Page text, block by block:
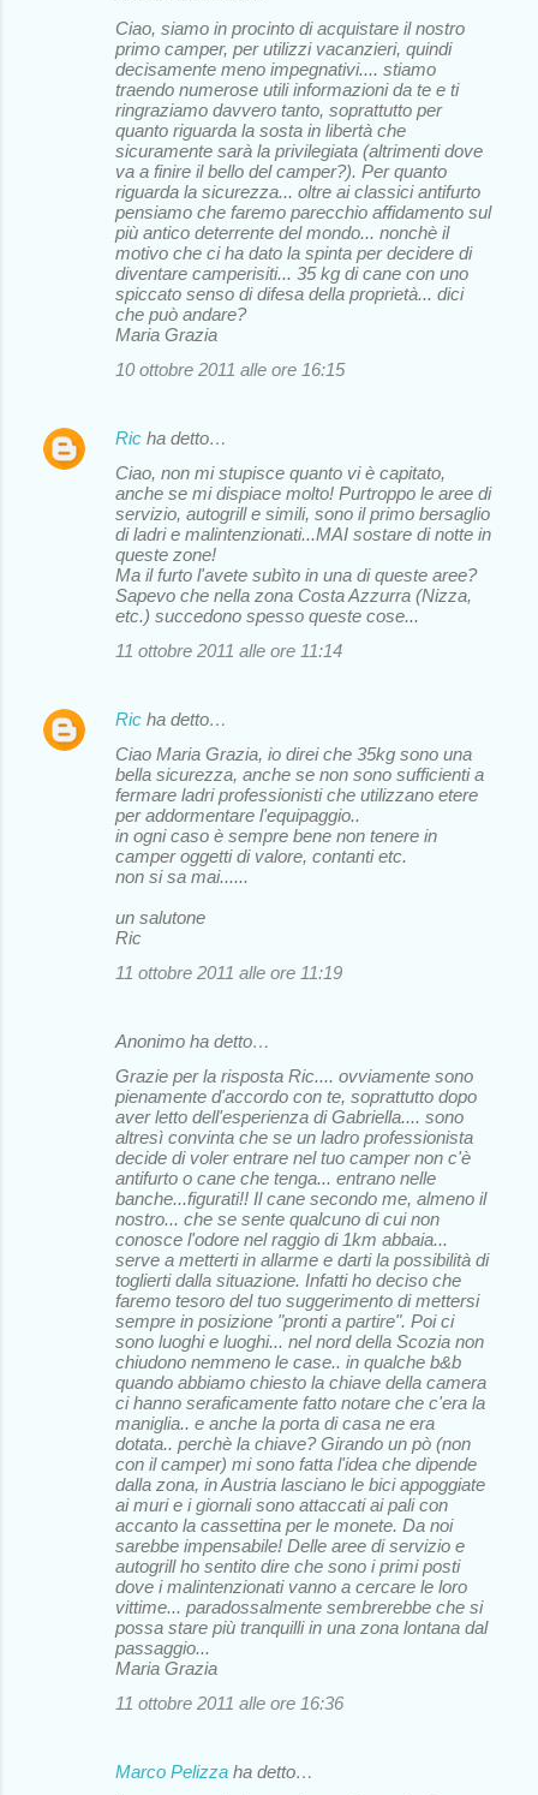
Ciao, siamo in procinto di acquistare il nostro
primo camper, per utilizzi vacanzieri, quindi
decisamente meno impegnativi.... stiamo
traendo numerose utili informazioni da te e ti
ringraziamo davvero tanto, soprattutto per
quanto riguarda la sosta in libertà che
sicuramente sarà la privilegiata (altrimenti dove
va a finire il bello del camper?). Per quanto
riguarda la sicurezza... oltre ai classici antifurto
pensiamo che faremo parecchio affidamento sul
più antico deterrente del mondo... nonchè il
motivo che ci ha dato la spinta per decidere di
diventare camperisiti... 35 kg di cane con uno
spiccato senso di difesa della proprietà... dici
che può andare?
Maria Grazia
10 ottobre 2011 alle ore 16:15
Ric ha detto…
Ciao, non mi stupisce quanto vi è capitato,
anche se mi dispiace molto! Purtroppo le aree di
servizio, autogrill e simili, sono il primo bersaglio
di ladri e malintenzionati...MAI sostare di notte in
queste zone!
Ma il furto l'avete subìto in una di queste aree?
Sapevo che nella zona Costa Azzurra (Nizza,
etc.) succedono spesso queste cose...
11 ottobre 2011 alle ore 11:14
Ric ha detto…
Ciao Maria Grazia, io direi che 35kg sono una
bella sicurezza, anche se non sono sufficienti a
fermare ladri professionisti che utilizzano etere
per addormentare l'equipaggio..
in ogni caso è sempre bene non tenere in
camper oggetti di valore, contanti etc.
non si sa mai......
un salutone
Ric
11 ottobre 2011 alle ore 11:19
Anonimo ha detto…
Grazie per la risposta Ric.... ovviamente sono
pienamente d'accordo con te, soprattutto dopo
aver letto dell'esperienza di Gabriella.... sono
altresì convinta che se un ladro professionista
decide di voler entrare nel tuo camper non c'è
antifurto o cane che tenga... entrano nelle
banche...figurati!! Il cane secondo me, almeno il
nostro... che se sente qualcuno di cui non
conosce l'odore nel raggio di 1km abbaia...
serve a metterti in allarme e darti la possibilità di
toglierti dalla situazione. Infatti ho deciso che
faremo tesoro del tuo suggerimento di mettersi
sempre in posizione "pronti a partire". Poi ci
sono luoghi e luoghi... nel nord della Scozia non
chiudono nemmeno le case.. in qualche b&b
quando abbiamo chiesto la chiave della camera
ci hanno seraficamente fatto notare che c'era la
maniglia.. e anche la porta di casa ne era
dotata.. perchè la chiave? Girando un pò (non
con il camper) mi sono fatta l'idea che dipende
dalla zona, in Austria lasciano le bici appoggiate
ai muri e i giornali sono attaccati ai pali con
accanto la cassettina per le monete. Da noi
sarebbe impensabile! Delle aree di servizio e
autogrill ho sentito dire che sono i primi posti
dove i malintenzionati vanno a cercare le loro
vittime... paradossalmente sembrerebbe che si
possa stare più tranquilli in una zona lontana dal
passaggio...
Maria Grazia
11 ottobre 2011 alle ore 16:36
Marco Pelizza ha detto…